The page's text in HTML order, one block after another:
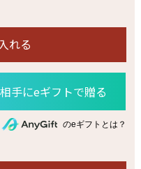
れる
手にeギフトで贈る
のeギフトとは？